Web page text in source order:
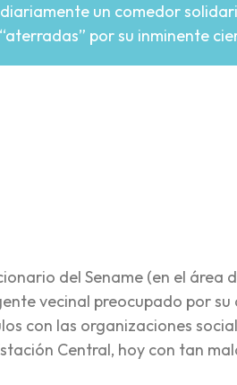
un comedor
por su inminente
del Sename (en el área
vecinal preocupado por su
con las organizaciones
Central, hoy con tan